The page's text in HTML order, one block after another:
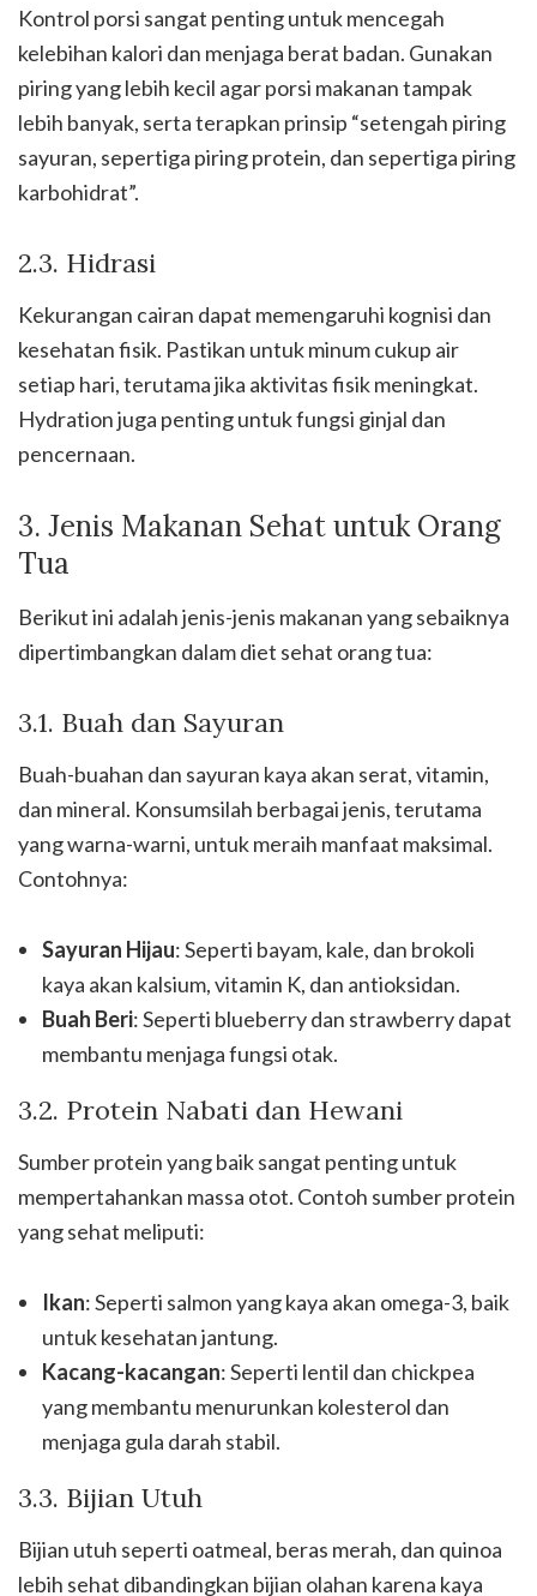
Kontrol porsi sangat penting untuk mencegah
kelebihan kalori dan menjaga berat badan. Gunakan
piring yang lebih kecil agar porsi makanan tampak
lebih banyak, serta terapkan prinsip “setengah piring
sayuran, sepertiga piring protein, dan sepertiga piring
karbohidrat”.
2.3. Hidrasi
Kekurangan cairan dapat memengaruhi kognisi dan
kesehatan fisik. Pastikan untuk minum cukup air
setiap hari, terutama jika aktivitas fisik meningkat.
Hydration juga penting untuk fungsi ginjal dan
pencernaan.
3. Jenis Makanan Sehat untuk Orang
Tua
Berikut ini adalah jenis-jenis makanan yang sebaiknya
dipertimbangkan dalam diet sehat orang tua:
3.1. Buah dan Sayuran
Buah-buahan dan sayuran kaya akan serat, vitamin,
dan mineral. Konsumsilah berbagai jenis, terutama
yang warna-warni, untuk meraih manfaat maksimal.
Contohnya:
Sayuran Hijau: Seperti bayam, kale, dan brokoli
kaya akan kalsium, vitamin K, dan antioksidan.
Buah Beri: Seperti blueberry dan strawberry dapat
membantu menjaga fungsi otak.
3.2. Protein Nabati dan Hewani
Sumber protein yang baik sangat penting untuk
mempertahankan massa otot. Contoh sumber protein
yang sehat meliputi:
Ikan: Seperti salmon yang kaya akan omega-3, baik
untuk kesehatan jantung.
Kacang-kacangan: Seperti lentil dan chickpea
yang membantu menurunkan kolesterol dan
menjaga gula darah stabil.
3.3. Bijian Utuh
Bijian utuh seperti oatmeal, beras merah, dan quinoa
lebih sehat dibandingkan bijian olahan karena kaya